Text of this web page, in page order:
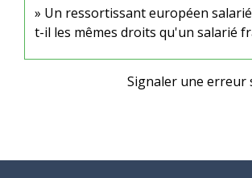
Un ressortissant européen
t-il les mêmes droits qu'un salarié
Signaler une erreur